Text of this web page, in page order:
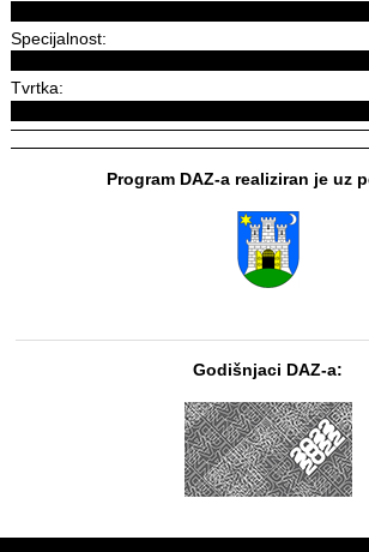
Specijalnost:
Tvrtka:
Program DAZ-a realiziran je uz
Godišnjaci DAZ-a: